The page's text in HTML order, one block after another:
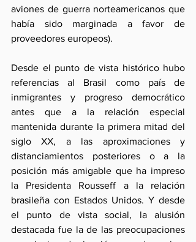
aviones de guerra norteamericanos que
había sido marginada a favor de
proveedores europeos).
Desde el punto de vista histórico hubo
referencias al Brasil como país de
inmigrantes y progreso democrático
antes que a la relación especial
mantenida durante la primera mitad del
siglo XX, a las aproximaciones y
distanciamientos posteriores o a la
posición más amigable que ha impreso
la Presidenta Rousseff a la relación
brasileña con Estados Unidos. Y desde
el punto de vista social, la alusión
destacada fue la de las preocupaciones